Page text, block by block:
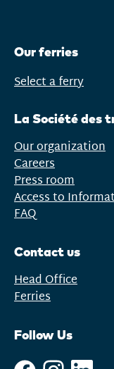
Our ferries
Open
Select a ferry
La Société des
Our organization
Careers
Press room
Access to
FAQ
Contact us
Head Office
Ferries
Follow Us